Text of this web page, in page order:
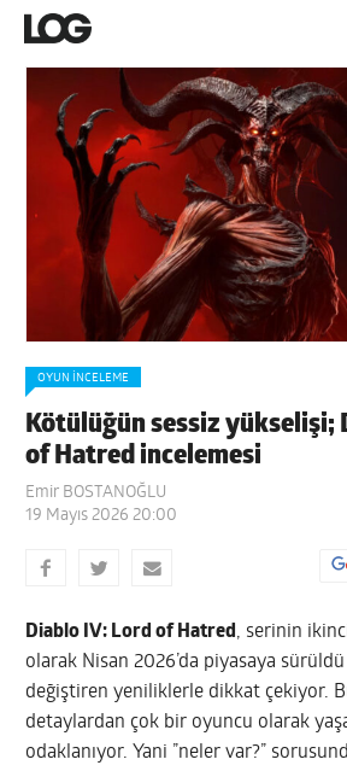
OYUN İNCELEME
Kötülüğün sessiz yükselişi;
of Hatred incelemesi
Emir BOSTANOĞLU
19 Mayıs 2026 20:00
Diablo IV: Lord of Hatred , serinin
olarak Nisan 2026’da piyasaya
değiştiren yeniliklerle dikkat çekiyor.
detaylardan çok bir oyuncu olarak
odaklanıyor. Yani ”neler var?”